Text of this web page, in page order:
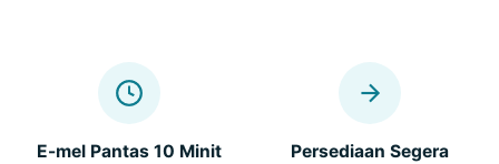
E-mel Pantas 10 Minit Persediaan Segera